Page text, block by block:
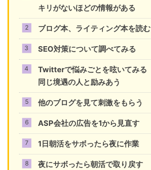
キリがないほどの情報がある
ブログ本、ライティング本を読む
SEO対策について調べてみる
Twitterで悩みごとを呟いてみる
同じ境遇の人と励みあう
他のブログを見て刺激をもらう
ASP会社の広告を1から見直す
1日朝活をサボったら夜に作業
夜にサボったら朝活で取り戻す